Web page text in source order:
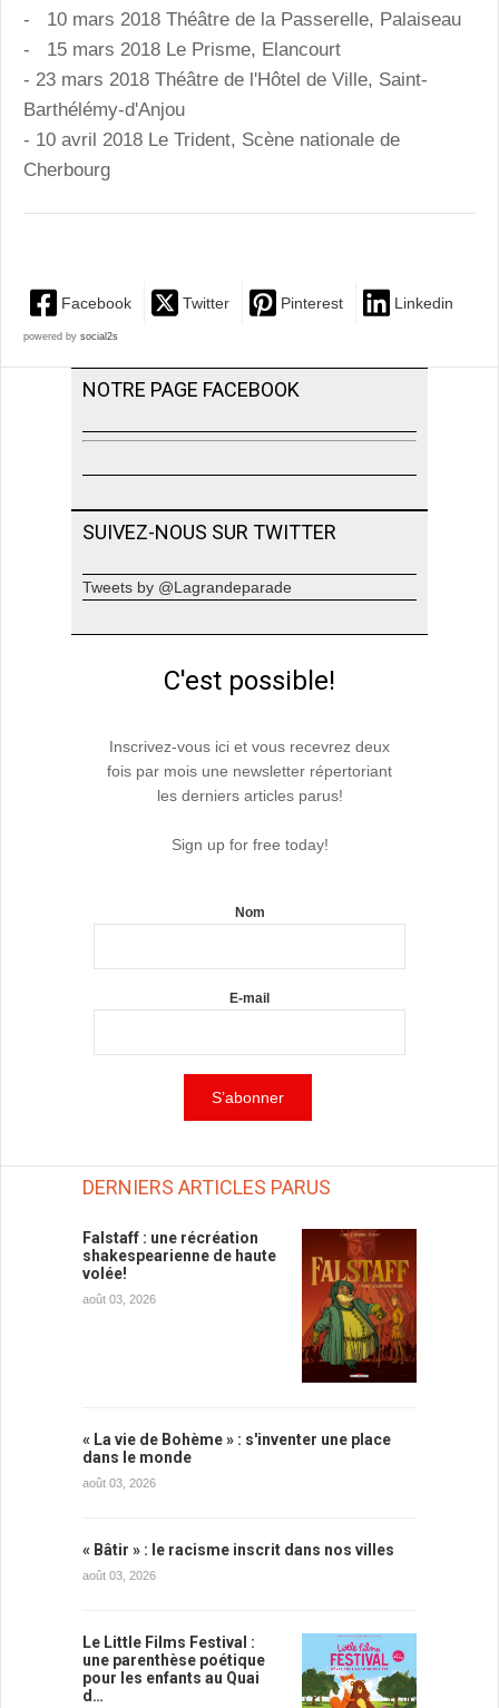
- 10 mars 2018 Théâtre de la Passerelle, Palaiseau
- 15 mars 2018 Le Prisme, Elancourt
- 23 mars 2018 Théâtre de l'Hôtel de Ville, Saint-
Barthélémy-d'Anjou
- 10 avril 2018 Le Trident, Scène nationale de
Cherbourg
Facebook Twitter Pinterest Linkedin
powered by social2s
NOTRE PAGE FACEBOOK
SUIVEZ-NOUS SUR TWITTER
Tweets by @Lagrandeparade
C'est possible!
Inscrivez-vous ici et vous recevrez deux
fois par mois une newsletter répertoriant
les derniers articles parus!
Sign up for free today!
Nom
E-mail
DERNIERS ARTICLES PARUS
Falstaff : une récréation
shakespearienne de haute
volée!
août 03, 2026
« La vie de Bohème » : s'inventer une place
dans le monde
août 03, 2026
« Bâtir » : le racisme inscrit dans nos villes
août 03, 2026
Le Little Films Festival :
une parenthèse poétique
pour les enfants au Quai
d…